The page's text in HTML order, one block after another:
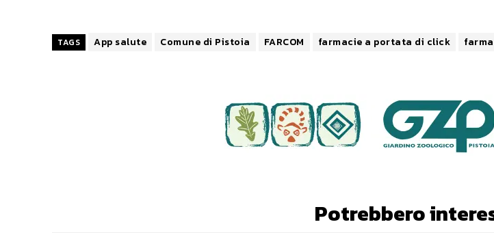
TAGS App salute Comune di Pistoia FARCOM farmacie a portata di click
Potrebbero